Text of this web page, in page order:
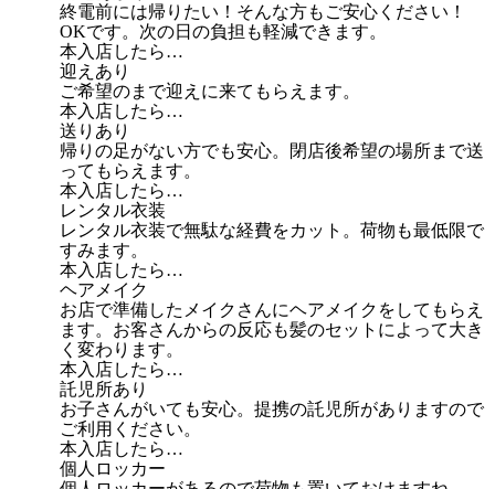
終電前には帰りたい！そんな方もご安心ください！
OKです。次の日の負担も軽減できます。
本入店したら…
迎えあり
ご希望のまで迎えに来てもらえます。
本入店したら…
送りあり
帰りの足がない方でも安心。閉店後希望の場所まで送
ってもらえます。
本入店したら…
レンタル衣装
レンタル衣装で無駄な経費をカット。荷物も最低限で
すみます。
本入店したら…
ヘアメイク
お店で準備したメイクさんにヘアメイクをしてもらえ
ます。お客さんからの反応も髪のセットによって大き
く変わります。
本入店したら…
託児所あり
お子さんがいても安心。提携の託児所がありますので
ご利用ください。
本入店したら…
個人ロッカー